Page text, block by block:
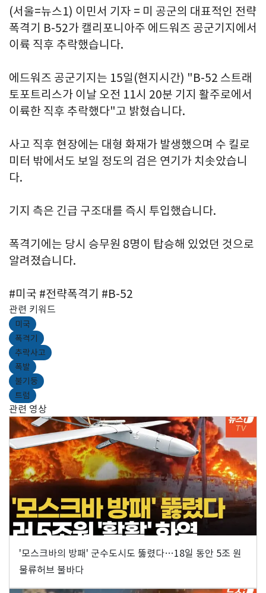
(서울=뉴스1) 이민서 기자 = 미 공군의 대표적인 전략
폭격기 B-52가 캘리포니아주 에드워즈 공군기지에서
이륙 직후 추락했습니다.
에드워즈 공군기지는 15일(현지시간) "B-52 스트래
토포트리스가 이날 오전 11시 20분 기지 활주로에서
이륙한 직후 추락했다"고 밝혔습니다.
사고 직후 현장에는 대형 화재가 발생했으며 수 킬로
미터 밖에서도 보일 정도의 검은 연기가 치솟았습니
다.
기지 측은 긴급 구조대를 즉시 투입했습니다.
폭격기에는 당시 승무원 8명이 탑승해 있었던 것으로
알려졌습니다.
#미국 #전략폭격기 #B-52
관련 키워드
미국
폭격기
추락사고
폭발
불기둥
트럼
관련 영상
'모스크바의 방패' 군수도시도 뚫렸다…18일 동안 5조 원
물류허브 불바다